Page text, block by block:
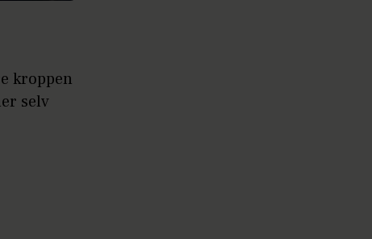
kroppen
selv